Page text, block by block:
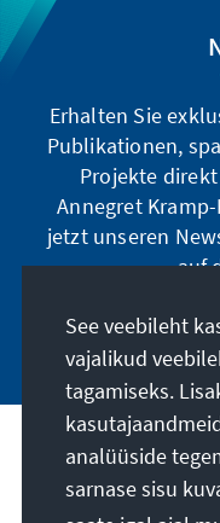
Erhalten Sie
Publikationen,
Projekte
Annegret
jetzt unseren
auf
Meie missioon
See veebileht
vajalikud
tagamiseks.
analüüside
sarnase sisu